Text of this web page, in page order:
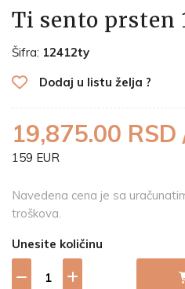
Ti sento prsten
Šifra: 12412ty
Dodaj u listu želja ?
19,875.00 RSD
159 EUR
Navedena cena je sa
troškova.
Unesite količinu